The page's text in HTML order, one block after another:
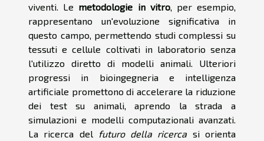
viventi. Le metodologie in vitro, per esempio,
rappresentano un'evoluzione significativa in
questo campo, permettendo studi complessi su
tessuti e cellule coltivati in laboratorio senza
l'utilizzo diretto di modelli animali. Ulteriori
progressi in bioingegneria e intelligenza
artificiale promettono di accelerare la riduzione
dei test su animali, aprendo la strada a
simulazioni e modelli computazionali avanzati.
La ricerca del
futuro della ricerca si orienta